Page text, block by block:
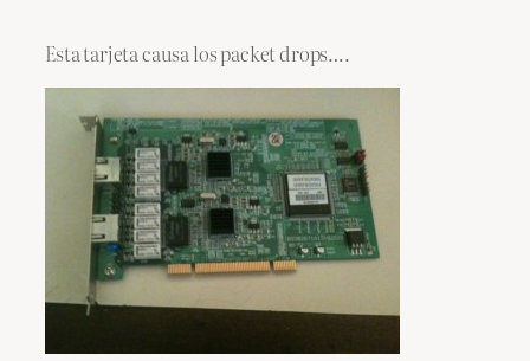
Esta tarjeta causa los packet drops….